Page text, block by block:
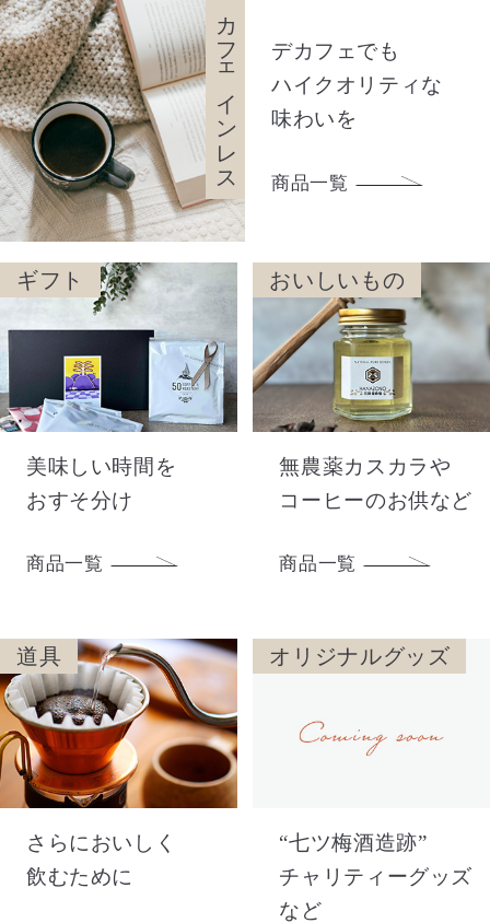
カフェインレス
デカフェでも
ハイクオリティな
味わいを
商品一覧
ギフト
美味しい時間を
おすそ分け
商品一覧
おいしいもの
無農薬カスカラや
コーヒーのお供など
商品一覧
道具
さらにおいしく
飲むために
オリジナルグッズ
“七ツ梅酒造跡”
チャリティーグッズ
など